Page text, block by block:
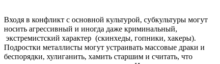
Входя в конфликт с основной культурой, субкультуры могут
носить агрессивный и иногда даже криминальный,
экстремистский характер (скинхеды, гопники, хакеры).
Подростки металлисты могут устраивать массовые драки и
беспорядки, хулиганить, хамить старшим и считать, что